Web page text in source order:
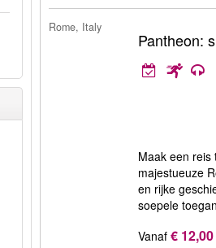
Rome, Italy
Pantheon:
Maak een reis
majestueuze
en rijke
soepele
Vanaf € 12,00